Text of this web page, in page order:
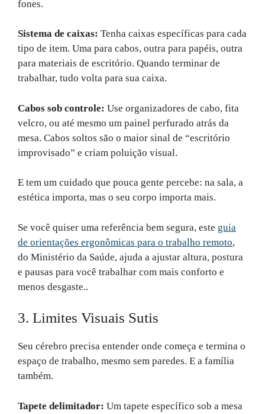
fones.
Sistema de caixas: Tenha caixas específicas para cada
tipo de item. Uma para cabos, outra para papéis, outra
para materiais de escritório. Quando terminar de
trabalhar, tudo volta para sua caixa.
Cabos sob controle: Use organizadores de cabo, fita
velcro, ou até mesmo um painel perfurado atrás da
mesa. Cabos soltos são o maior sinal de “escritório
improvisado” e criam poluição visual.
E tem um cuidado que pouca gente percebe: na sala, a
estética importa, mas o seu corpo importa mais.
Se você quiser uma referência bem segura, este guia
de orientações ergonômicas para o trabalho remoto,
do Ministério da Saúde, ajuda a ajustar altura, postura
e pausas para você trabalhar com mais conforto e
menos desgaste..
3. Limites Visuais Sutis
Seu cérebro precisa entender onde começa e termina o
espaço de trabalho, mesmo sem paredes. E a família
também.
Tapete delimitador: Um tapete específico sob a mesa